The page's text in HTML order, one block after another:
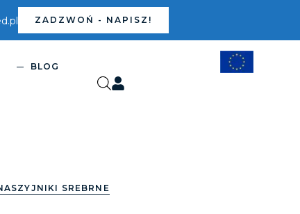
ZADZWOŃ - NAPISZ!
BLOG
SREBRNE